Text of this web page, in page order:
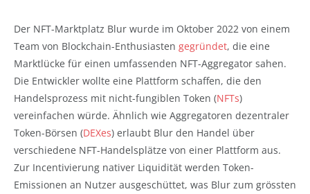
Der NFT-Marktplatz Blur wurde im Oktober 2022 von einem
Team von Blockchain-Enthusiasten gegründet, die eine
Marktlücke für einen umfassenden NFT-Aggregator sahen.
Die Entwickler wollte eine Plattform schaffen, die den
Handelsprozess mit nicht-fungiblen Token (NFTs)
vereinfachen würde. Ähnlich wie Aggregatoren dezentraler
Token-Börsen (DEXes) erlaubt Blur den Handel über
verschiedene NFT-Handelsplätze von einer Plattform aus.
Zur Incentivierung nativer Liquidität werden Token-
Emissionen an Nutzer ausgeschüttet, was Blur zum grössten